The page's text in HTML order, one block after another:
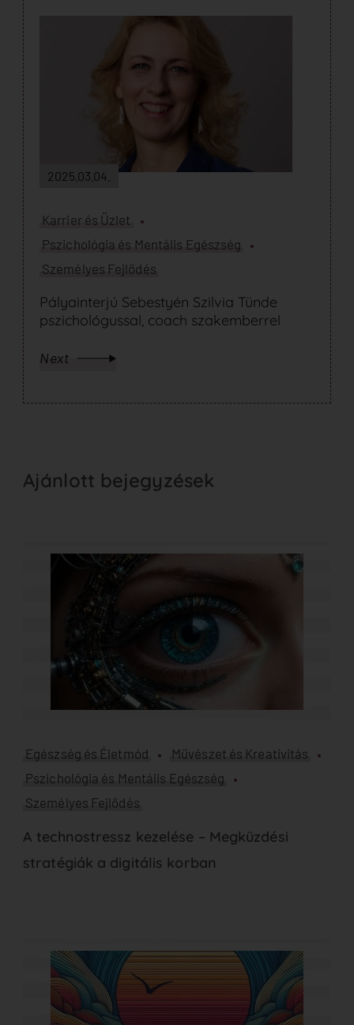
2025.03.04.
Karrier és Üzlet
Pszichológia és Mentális Egészség
Személyes Fejlődés
Pályainterjú Sebestyén Szilvia Tünde
pszichológussal, coach szakemberrel
Next
Ajánlott bejegyzések
Egészség és Életmód
Művészet és Kreativitás
Pszichológia és Mentális Egészség
Személyes Fejlődés
A technostressz kezelése – Megküzdési
stratégiák a digitális korban